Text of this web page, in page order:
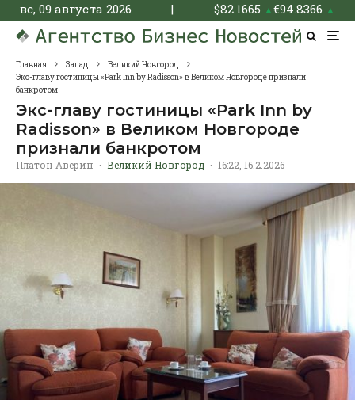
вс, 09 августа 2026 | $82.1665 ▲€94.8366 ▲
Главная Запад
Великий Новгород
Экс-главу гостиницы «Park Inn by Radisson» в Великом Новгороде признали
банкротом
Экс-главу гостиницы «Park Inn by
Radisson» в Великом Новгороде
признали банкротом
Платон Аверин · Великий Новгород · 16:22, 16.2.2026